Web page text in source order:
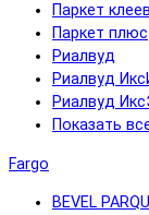
Паркет
Паркет плюс
Риалвуд
Риалвуд
Риалвуд
Показать
Fargo
BEVEL